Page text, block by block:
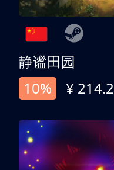
静谧田园
10%
¥ 214.2